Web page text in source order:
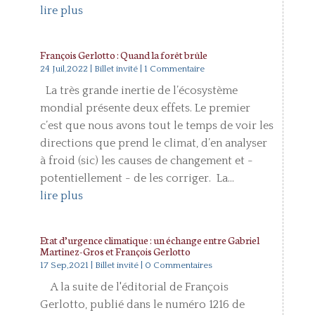
lire plus
François Gerlotto : Quand la forêt brûle
24 Juil,2022 Billet invité| 1 Commentaire
La très grande inertie de l’écosystème
mondial présente deux effets. Le premier
c’est que nous avons tout le temps de voir les
directions que prend le climat, d’en analyser
à froid (sic) les causes de changement et -
potentiellement - de les corriger. La...
lire plus
Etat d’urgence climatique : un échange entre Gabriel
Martinez-Gros et François Gerlotto
17 Sep,2021 Billet invité| 0 Commentaires
A la suite de l'éditorial de François
Gerlotto, publié dans le numéro 1216 de